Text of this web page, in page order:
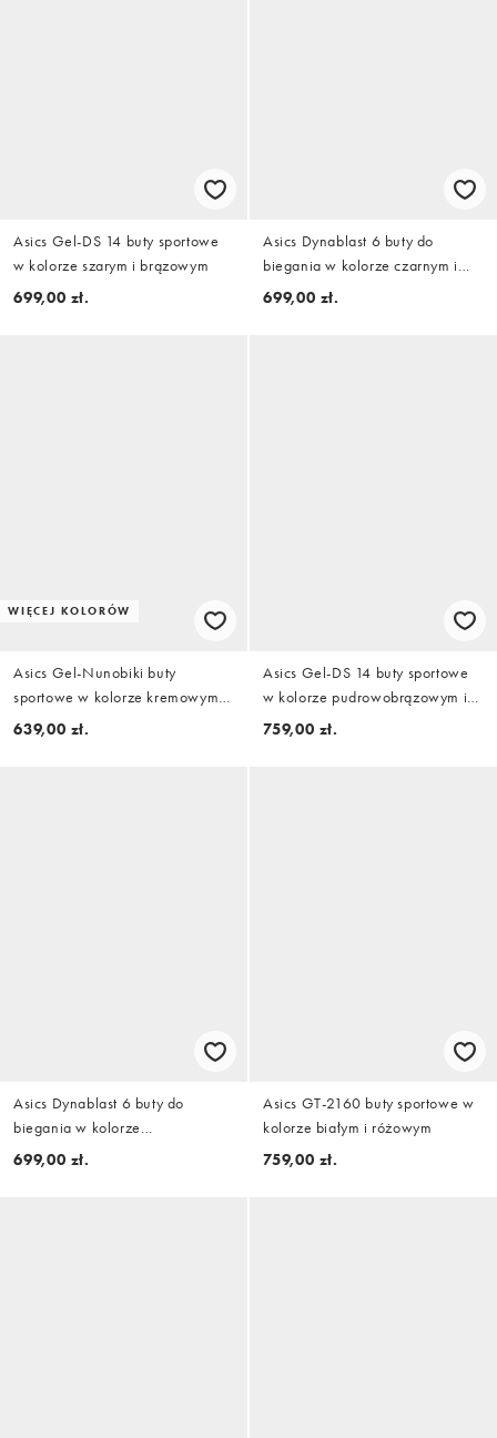
Asics Gel-DS 14 buty sportowe
w kolorze szarym i brązowym
699,00 zł.
Asics Dynablast 6 buty do
biegania w kolorze czarnym i
białym
699,00 zł.
WIĘCEJ KOLORÓW
Asics Gel-Nunobiki buty
sportowe w kolorze kremowym i
szarym
639,00 zł.
Asics Gel-DS 14 buty sportowe
w kolorze pudrowobrązowym i
kremowym
759,00 zł.
Asics Dynablast 6 buty do
biegania w kolorze
ciemnoniebieskim i liliowym
699,00 zł.
Asics GT-2160 buty sportowe w
kolorze białym i różowym
759,00 zł.